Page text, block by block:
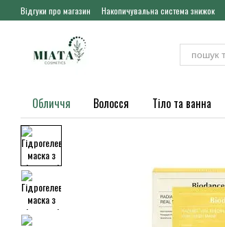
Перейти до основного контенту
Відгуки про магазин Накопичувальна система знижок
Обличчя Волосся Тіло та ванна